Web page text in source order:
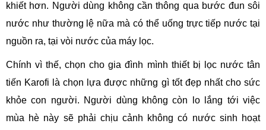
khiết hơn. Người dùng không cần thông qua bước đun sôi
nước như thường lệ nữa mà có thể uống trực tiếp nước tại
nguồn ra, tại vòi nước của máy lọc.
Chính vì thế, chọn cho gia đình mình thiết bị lọc nước tân
tiến Karofi là chọn lựa được những gì tốt đẹp nhất cho sức
khỏe con người. Người dùng không còn lo lắng tới việc
mùa hè này sẽ phải chịu cảnh không có nước sinh hoạt